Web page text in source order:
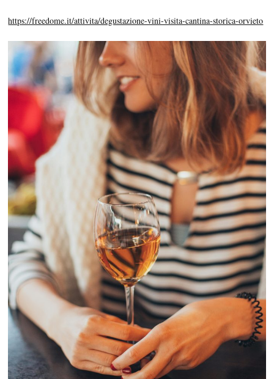
https://freedome.it/attivita/degustazione-vini-visita-cantina-storica-orvieto